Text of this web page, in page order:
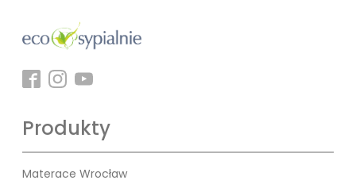
Produkty
Materace Wrocław